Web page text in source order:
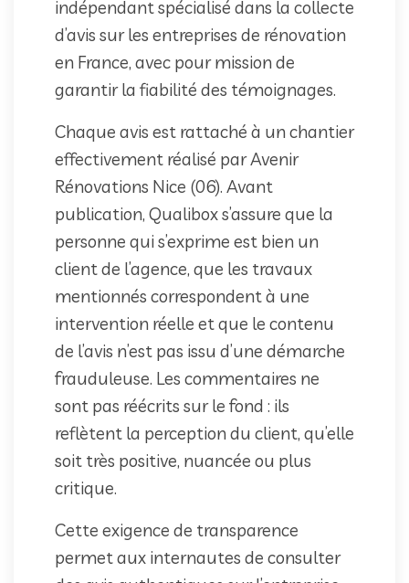
indépendant spécialisé dans la collecte
d’avis sur les entreprises de rénovation
en France, avec pour mission de
garantir la fiabilité des témoignages.
Chaque avis est rattaché à un chantier
effectivement réalisé par Avenir
Rénovations Nice (06). Avant
publication, Qualibox s’assure que la
personne qui s’exprime est bien un
client de l’agence, que les travaux
mentionnés correspondent à une
intervention réelle et que le contenu
de l’avis n’est pas issu d’une démarche
frauduleuse. Les commentaires ne
sont pas réécrits sur le fond : ils
reflètent la perception du client, qu’elle
soit très positive, nuancée ou plus
critique.
Cette exigence de transparence
permet aux internautes de consulter